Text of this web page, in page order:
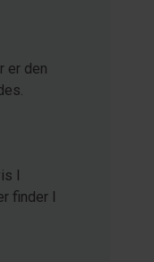
er den
I
finder I